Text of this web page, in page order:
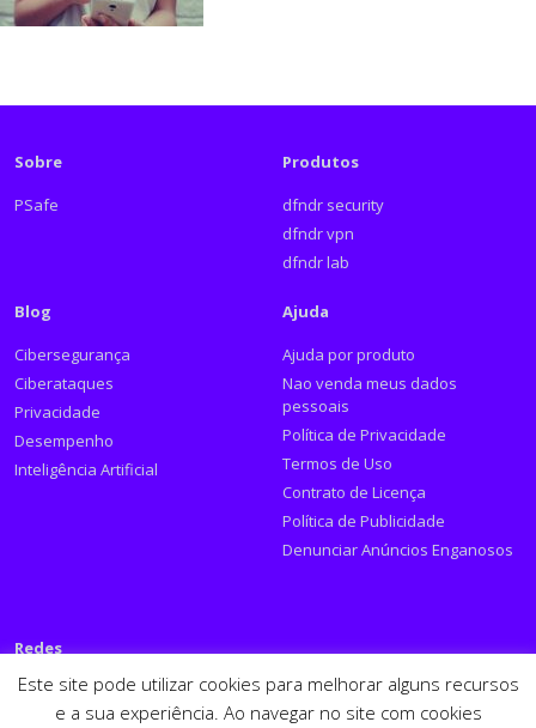
Sobre
PSafe
Produtos
dfndr security
dfndr vpn
dfndr lab
Blog
Cibersegurança
Ciberataques
Privacidade
Desempenho
Inteligência Artificial
Ajuda
Ajuda por produto
Nao venda meus dados
pessoais
Política de Privacidade
Termos de Uso
Contrato de Licença
Política de Publicidade
Denunciar Anúncios Enganosos
Redes
Siga a PSafe:
Este site pode utilizar cookies para melhorar alguns recursos
e a sua experiência. Ao navegar no site com cookies